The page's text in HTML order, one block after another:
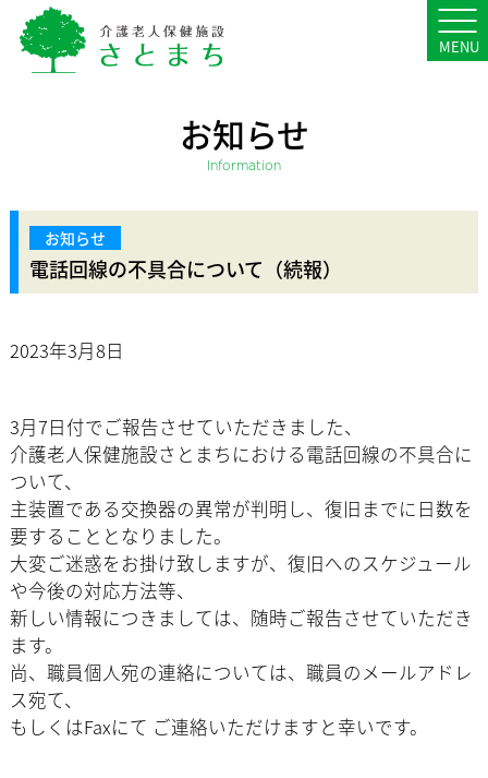
MENU
お知らせ
Information
電話回線の不具合について（続報）
2023年3月8日
3月7日付でご報告させていただきました、
介護老人保健施設さとまちにおける電話回線の不具合に
ついて、
主装置である交換器の異常が判明し、復旧までに日数を
要することとなりました。
大変ご迷惑をお掛け致しますが、復旧へのスケジュール
や今後の対応方法等、
新しい情報につきましては、随時ご報告させていただき
ます。
尚、職員個人宛の連絡については、職員のメールアドレ
ス宛て、
もしくはFaxにて ご連絡いただけますと幸いです。